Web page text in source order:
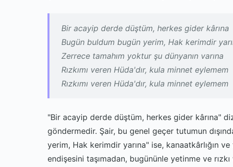
Bir acayip derde düştüm, herkes gider kârına
Bugün buldum bugün yerim, Hak kerimdir
Zerrece tamahım yoktur şu dünyanın varına
Rızkımı veren Hüda'dır, kula minnet eylemem
Rızkımı veren Hüda'dır, kula minnet eylemem
"Bir acayip derde düştüm, herkes gider kârına"
göndermedir. Şair, bu genel geçer tutumun
yerim, Hak kerimdir yarına" ise, kanaatkârlığın
endişesini taşımadan, bugününle yetinme ve